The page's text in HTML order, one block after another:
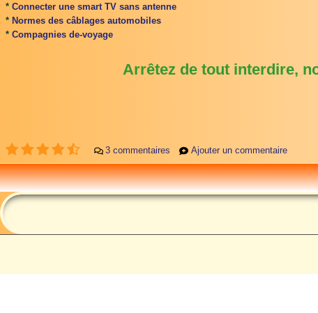
* Connecter une smart TV sans antenne
* Normes des câblages automobiles
* Compagnies de-voyage
Arrêtez de tout interdire,
3 commentaires Ajouter un commentaire